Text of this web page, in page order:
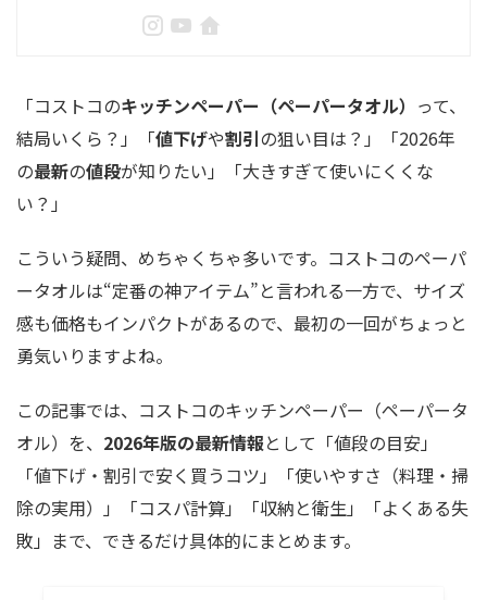
「コストコのキッチンペーパー（ペーパータオル） って、
結局いくら？」「値下げや割引の狙い目は？」「2026年
の最新の値段が知りたい」「大きすぎて使いにくくな
い？」
こういう疑問、めちゃくちゃ多いです。コストコのペーパ
ータオルは“定番の神アイテム”と言われる一方で、サイズ
感も価格もインパクトがあるので、最初の一回がちょっと
勇気いりますよね。
この記事では、コストコのキッチンペーパー（ペーパータ
オル）を、 2026年版の最新情報として「値段の目安」
「値下げ・割引で安く買うコツ」「使いやすさ（料理・掃
除の実用）」「コスパ計算」「収納と衛生」「よくある失
敗」まで、できるだけ具体的にまとめます。